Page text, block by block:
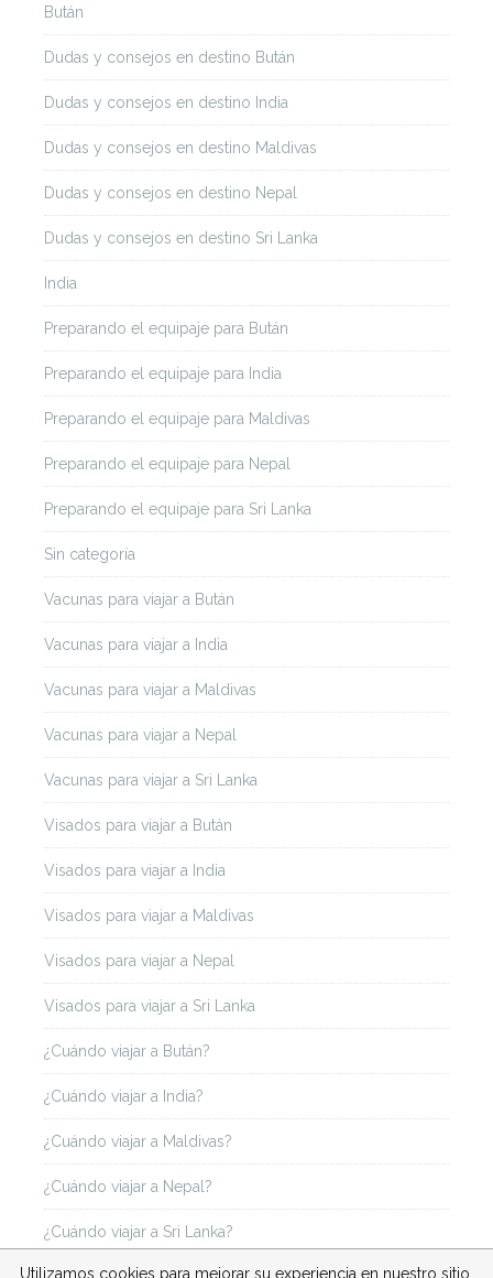
Bután
Dudas y consejos en destino Bután
Dudas y consejos en destino India
Dudas y consejos en destino Maldivas
Dudas y consejos en destino Nepal
Dudas y consejos en destino Sri Lanka
India
Preparando el equipaje para Bután
Preparando el equipaje para India
Preparando el equipaje para Maldivas
Preparando el equipaje para Nepal
Preparando el equipaje para Sri Lanka
Sin categoría
Vacunas para viajar a Bután
Vacunas para viajar a India
Vacunas para viajar a Maldivas
Vacunas para viajar a Nepal
Vacunas para viajar a Sri Lanka
Visados para viajar a Bután
Visados para viajar a India
Visados para viajar a Maldivas
Visados para viajar a Nepal
Visados para viajar a Sri Lanka
¿Cuándo viajar a Bután?
¿Cuándo viajar a India?
¿Cuándo viajar a Maldivas?
¿Cuándo viajar a Nepal?
¿Cuándo viajar a Sri Lanka?
Utilizamos cookies para mejorar su experiencia en nuestro sitio.